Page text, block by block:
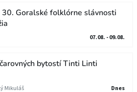
30. Goralské folklórne slávnosti
07.08. - 09.08.
bytostí Tinti Linti
Mikuláš Dnes